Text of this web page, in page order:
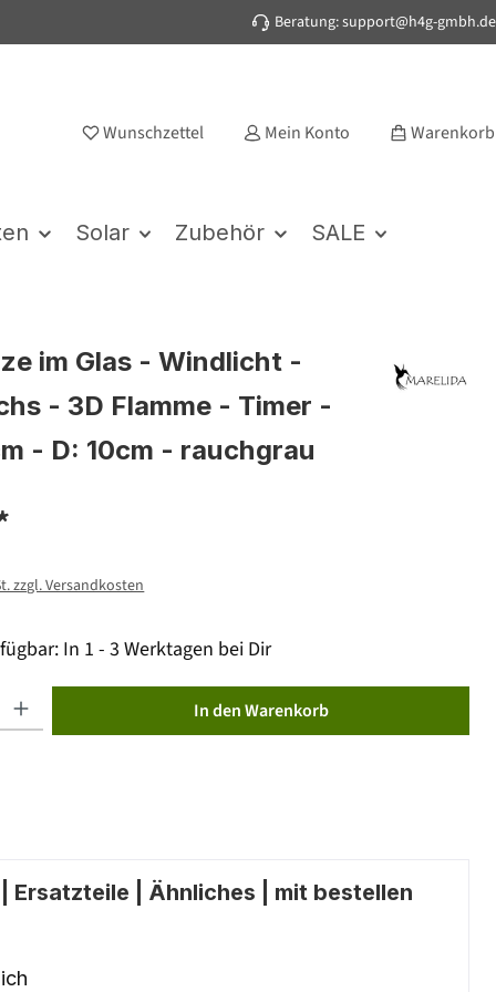
Beratung: support@h4g-gmbh.de
Wunschzettel Mein Konto Warenkorb
Solar Zubehör SALE
im Glas - Windlicht -
- 3D Flamme - Timer -
- D: 10cm - rauchgrau
zzgl. Versandkosten
In 1 - 3 Werktagen bei Dir
In den Warenkorb
Ersatzteile | Ähnliches | mit bestellen